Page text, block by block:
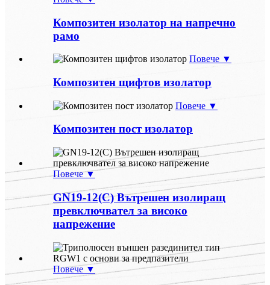
Композитен изолатор на напречно
рамо
Повече ▼
Композитен щифтов изолатор
Повече ▼
Композитен пост изолатор
Повече ▼
GN19-12(C) Вътрешен изолиращ
превключвател за високо
напрежение
Повече ▼